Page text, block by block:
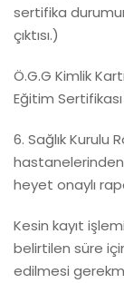
sertifika
çıktısı.)
Ö.G.G Kimlik
Eğitim
6. Sağlık Kurulu
hastanelerinden
heyet onaylı
Kesin kayıt
belirtilen süre
edilmesi
Blog (22)